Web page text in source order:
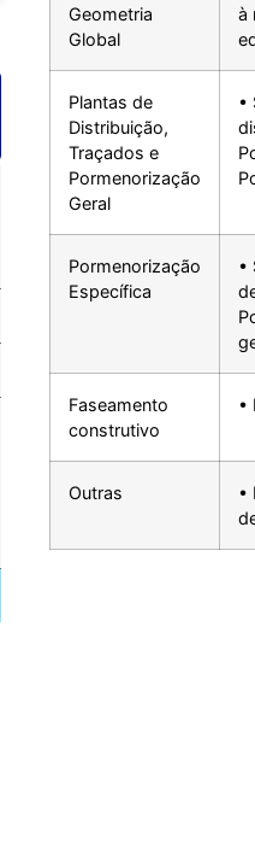
Geometria
Global
à
Plantas de
Distribuição,
Traçados e
Pormenorização
Geral
•
Pormenorização
Específica
•
Faseamento
construtivo
•
Outras
•